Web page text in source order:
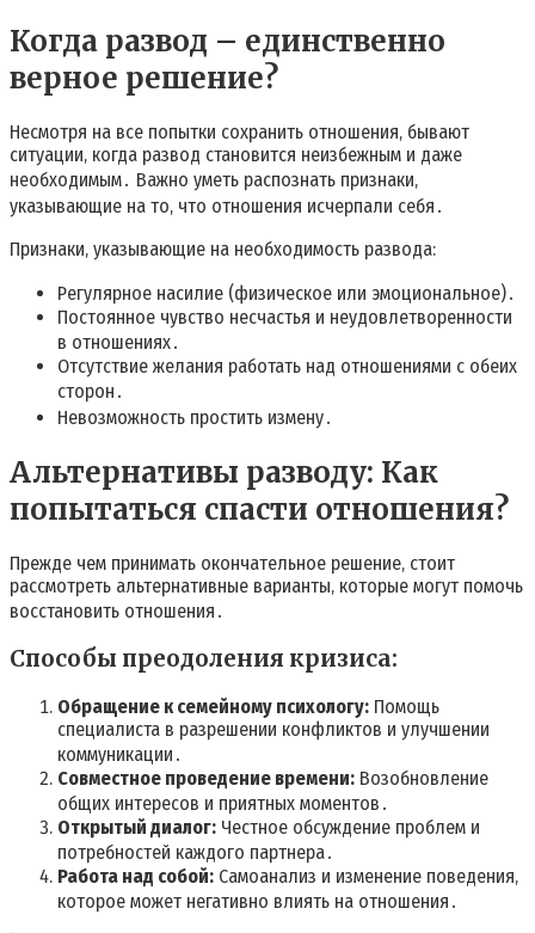
Когда развод – единственно
верное решение?
Несмотря на все попытки сохранить отношения‚ бывают
ситуации‚ когда развод становится неизбежным и даже
необходимым․ Важно уметь распознать признаки‚
указывающие на то‚ что отношения исчерпали себя․
Признаки‚ указывающие на необходимость развода:
Регулярное насилие (физическое или эмоциональное)․
Постоянное чувство несчастья и неудовлетворенности
в отношениях․
Отсутствие желания работать над отношениями с обеих
сторон․
Невозможность простить измену․
Альтернативы разводу: Как
попытаться спасти отношения?
Прежде чем принимать окончательное решение‚ стоит
рассмотреть альтернативные варианты‚ которые могут помочь
восстановить отношения․
Способы преодоления кризиса:
Обращение к семейному психологу: Помощь
специалиста в разрешении конфликтов и улучшении
коммуникации․
Совместное проведение времени: Возобновление
общих интересов и приятных моментов․
Открытый диалог: Честное обсуждение проблем и
потребностей каждого партнера․
Работа над собой: Самоанализ и изменение поведения‚
которое может негативно влиять на отношения․